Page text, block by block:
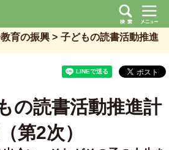
育の振興 子どもの読書活動推進
の読書活動推進計
第2次）